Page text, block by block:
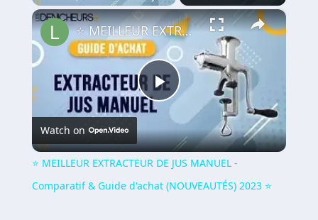
×
Play
Video
⭐️ MEILLEUR EXTRACTEUR DE JUS MANUEL - Comparatif & Guide d'achat (NOUVEAUTÉS) 2023 ⭐️
Watch on
⭐️ MEILLEUR EXTRACTEUR DE JUS MANUEL -
Comparatif & Guide d'achat (NOUVEAUTÉS) 2023 ⭐️